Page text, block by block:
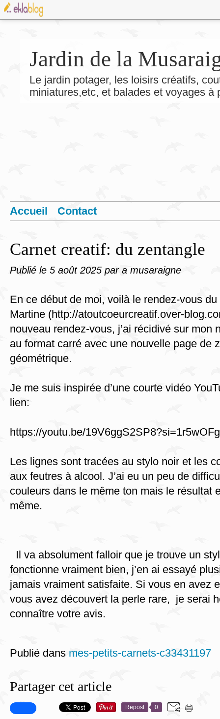
Jardin de la
Le jardin potager, les loisirs créatifs,
miniatures,etc, et balades et voyages
Accueil Contact
Carnet creatif: du zentangle
Publié le 5 août 2025 par a musaraigne
En ce début de moi, voilà le rendez-vous
Martine (http://atoutcoeurcreatif.over-
nouveau rendez-vous, j’ai récidivé sur mon
au format carré avec une nouvelle page de
géométrique.
Je me suis inspirée d’une courte vidéo
lien:
https://youtu.be/
Les lignes sont tracées au stylo noir et les
aux feutres à alcool. J’ai eu un peu de
couleurs dans le même ton mais le résultat
même.
Il va absolument falloir que je trouve un
fonctionne vraiment bien, j’en ai essayé
jamais vraiment satisfaite. Si vous en avez
vous avez découvert la perle rare, je serai
connaître votre avis.
Publié dans mes-petits-carnets-c33431197
Partager cet article
Repost 0